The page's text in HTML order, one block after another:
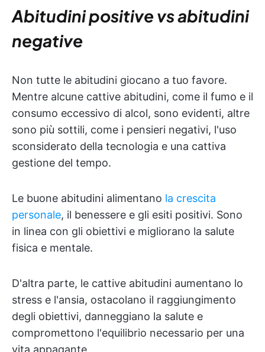
Abitudini positive vs abitudini
negative
Non tutte le abitudini giocano a tuo favore.
Mentre alcune cattive abitudini, come il fumo e il
consumo eccessivo di alcol, sono evidenti, altre
sono più sottili, come i pensieri negativi, l'uso
sconsiderato della tecnologia e una cattiva
gestione del tempo.
Le buone abitudini alimentano la crescita
personale, il benessere e gli esiti positivi. Sono
in linea con gli obiettivi e migliorano la salute
fisica e mentale.
D'altra parte, le cattive abitudini aumentano lo
stress e l'ansia, ostacolano il raggiungimento
degli obiettivi, danneggiano la salute e
compromettono l'equilibrio necessario per una
vita appagante.